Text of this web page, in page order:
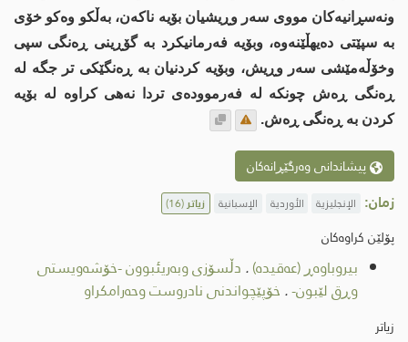
ونەسڕانیەکان مووی سەر وڕیشیان بۆیە ناکەن، بەڵکو وەکو خۆی
بە سپێتی دەیهڵێنەوە، وبۆیە فەرمانیکرد بە گۆڕینی ڕەنگی سپی
وخۆڵەمێشی سەر وڕیش، وبۆیە کردنیان بە ڕەنگێکی تر جگە لە
ڕەنگی ڕەش چونکە لە فەرموودەی تردا نەهی کراوە لە بۆیە
کردن بە ڕەنگی ڕەش.
پیشاندانی وەرگێڕانەکان
زمان: الإنجليزية الأوردية الإسبانية زیاتر(16)
پۆلێن کراوەکان
بیروباوەڕ (عەقیدە). دڵسۆزی وبەریئبوون -خۆشەویستی
وڕق لێبون-. خۆپێچواندنی نادروست وحەرامكراو
زیاتر